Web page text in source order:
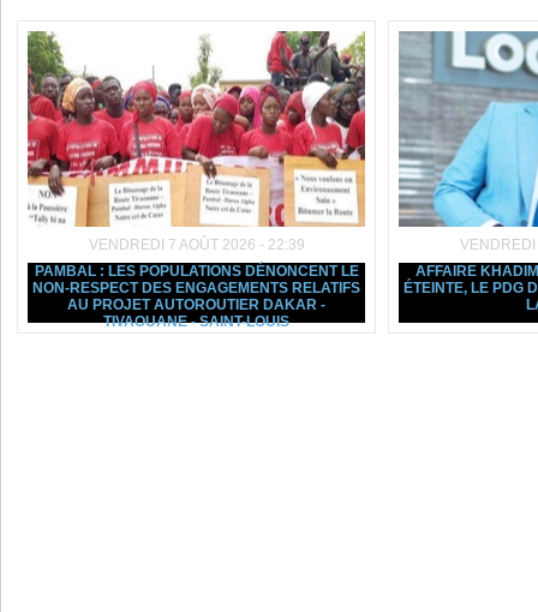
VENDREDI 7 AOÛT 2026 - 22:39
PAMBAL : LES POPULATIONS DÉNONCENT LE
NON-RESPECT DES ENGAGEMENTS RELATIFS
AU PROJET AUTOROUTIER DAKAR -
TIVAOUANE - SAINT-LOUIS
AFFAIRE
ÉTEINTE, LE PDG